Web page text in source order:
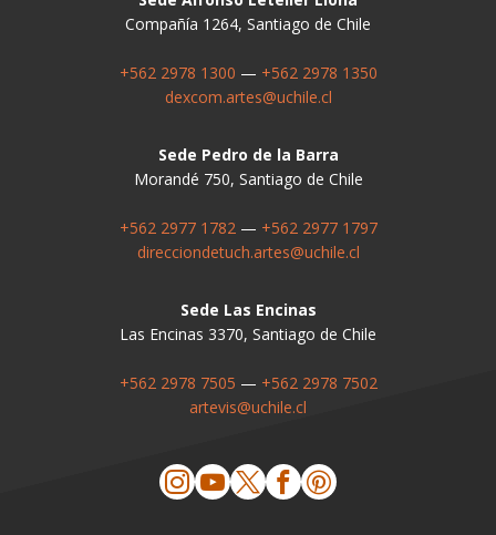
Compañía 1264, Santiago de Chile
+562 2978 1300 — +562 2978 1350
dexcom.artes@uchile.cl
Sede Pedro de la Barra
Morandé 750, Santiago de Chile
+562 2977 1782— +562 2977 1797
direcciondetuch.artes@uchile.cl
Sede Las Encinas
Las Encinas 3370, Santiago de Chile
+562 2978 7505 — +562 2978 7502
artevis@uchile.cl